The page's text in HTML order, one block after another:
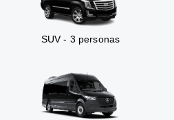
SUV - 3 personas